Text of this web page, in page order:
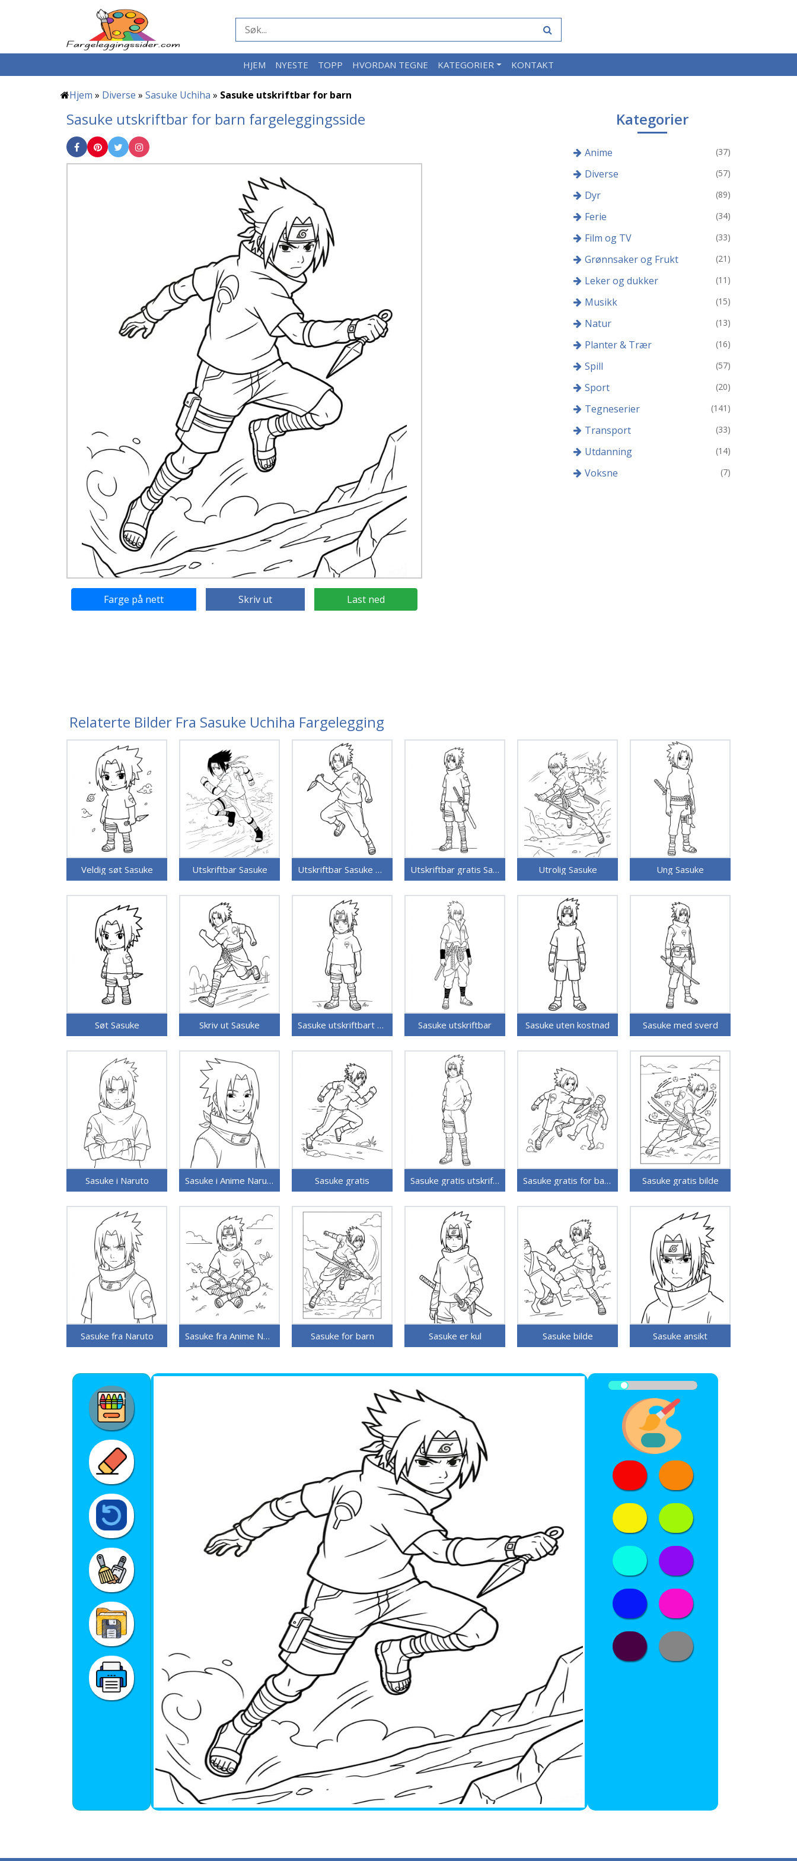
HJEM NYESTE TOPP HVORDAN TEGNE KATEGORIER KONTAKT
Hjem » Diverse » Sasuke Uchiha » Sasuke utskriftbar for barn
Sasuke utskriftbar for barn fargeleggingsside
Farge på nett Skriv ut Last ned
Kategorier
Anime (37)
Diverse (57)
Dyr (89)
Ferie (34)
Film og TV (33)
Grønnsaker og Frukt (21)
Leker og dukker (11)
Musikk (15)
Natur (13)
Planter & Trær (16)
Spill (57)
Sport (20)
Tegneserier (141)
Transport (33)
Utdanning (14)
Voksne (7)
Relaterte Bilder Fra Sasuke Uchiha Fargelegging
Veldig søt Sasuke Utskriftbar Sasuke Utskriftbar Sasuke gratis Utskriftbar gratis Sasuke Utrolig Sasuke Ung Sasuke
Søt Sasuke Skriv ut Sasuke Sasuke utskriftbart bilde Sasuke utskriftbar Sasuke uten kostnad Sasuke med sverd
Sasuke i Naruto Sasuke i Anime Naruto Sasuke gratis Sasuke gratis utskriftbar Sasuke gratis for barn Sasuke gratis bilde
Sasuke fra Naruto Sasuke fra Anime Naruto Sasuke for barn Sasuke er kul Sasuke bilde Sasuke ansikt